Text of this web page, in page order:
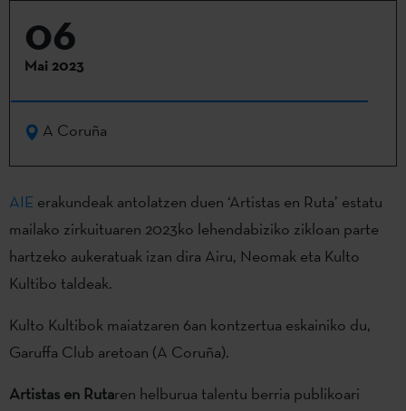
06
Mai 2023
A Coruña
AIE erakundeak antolatzen duen ‘Artistas en Ruta’ estatu
mailako zirkuituaren 2023ko lehendabiziko zikloan parte
hartzeko aukeratuak izan dira Airu, Neomak eta Kulto
Kultibo taldeak.
Kulto Kultibok maiatzaren 6an kontzertua eskainiko du,
Garuffa Club aretoan (A Coruña).
Artistas en Rutaren helburua talentu berria publikoari